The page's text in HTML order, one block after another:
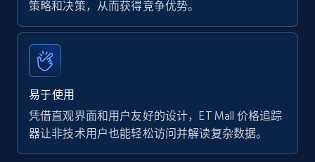
策略和决策，从而获得竞争优势。
易于使用
凭借直观界面和用户友好的设计，ET Mall 价格追踪
器让非技术用户也能轻松访问并解读复杂数据。